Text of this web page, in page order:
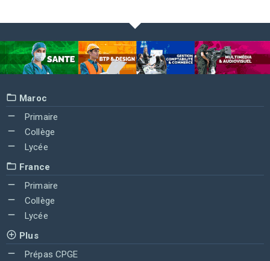
Maroc
Primaire
Collège
Lycée
France
Primaire
Collège
Lycée
Plus
Prépas CPGE